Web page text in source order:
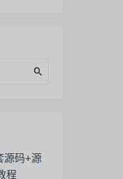
源码+源
程